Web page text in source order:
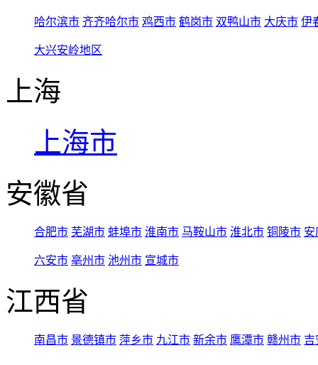
哈尔滨市 齐齐哈尔市 鸡西市 鹤岗市 双鸭山市 大庆市 伊
大兴安岭地区
上海
上海市
安徽省
合肥市 芜湖市 蚌埠市 淮南市 马鞍山市 淮北市 铜陵市 安
六安市 亳州市 池州市 宣城市
江西省
南昌市 景德镇市 萍乡市 九江市 新余市 鹰潭市 赣州市 吉